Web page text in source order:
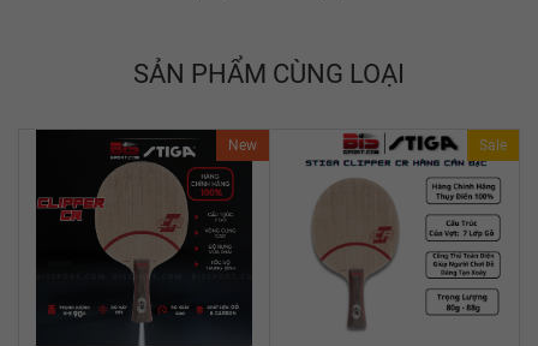
SẢN PHẨM CÙNG LOẠI
New Sale